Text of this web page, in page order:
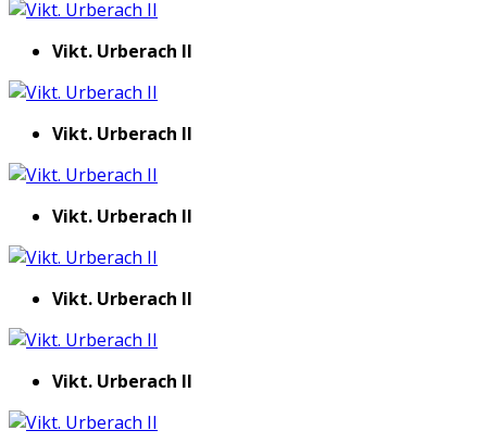
Vikt. Urberach II
Vikt. Urberach II
Vikt. Urberach II
Vikt. Urberach II
Vikt. Urberach II